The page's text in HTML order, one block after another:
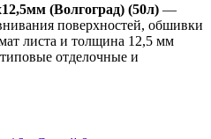
(Волгоград) (50л) —
поверхностей, обшивки
листа и толщина 12,5 мм
отделочные и